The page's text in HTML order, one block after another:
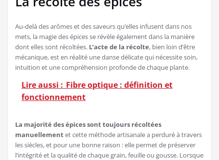
Au-delà des arômes et des saveurs qu’elles infusent dans nos
mets, la magie des épices se révèle également dans la manière
dont elles sont récoltées. L’acte de la récolte, bien loin d’être
mécanique, est en réalité une danse délicate qui nécessite soin,
intuition et une compréhension profonde de chaque plante.
Lire aussi : Fibre optique : définition et
fonctionnement
La majorité des épices sont toujours récoltées
manuellementet cette méthode artisanale a perduré à travers
les siècles, et pour une bonne raison : elle permet de préserver
l’intégrité et la qualité de chaque grain, feuille ou gousse. Lorsque